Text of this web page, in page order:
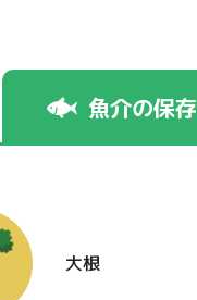
魚介の保存
大根